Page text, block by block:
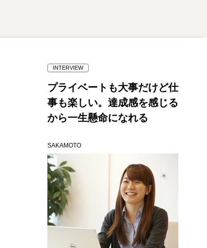
INTERVIEW
プライベートも大事だけど仕
事も楽しい。達成感を感じる
から一生懸命になれる
SAKAMOTO